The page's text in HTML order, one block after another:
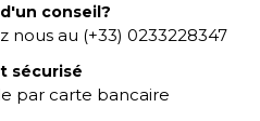
conseil?
nous au (+33) 0233228347
sécurisé
par carte bancaire